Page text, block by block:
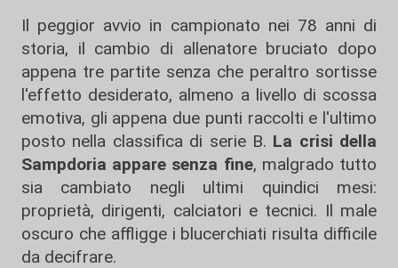
Il peggior avvio in campionato nei 78 anni di
storia, il cambio di allenatore bruciato dopo
appena tre partite senza che peraltro sortisse
l'effetto desiderato, almeno a livello di scossa
emotiva, gli appena due punti raccolti e l'ultimo
posto nella classifica di serie B. La crisi della
Sampdoria appare senza fine, malgrado tutto
sia cambiato negli ultimi quindici mesi:
proprietà, dirigenti, calciatori e tecnici. Il male
oscuro che affligge i blucerchiati risulta difficile
da decifrare.